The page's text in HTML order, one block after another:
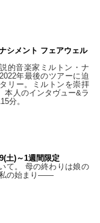
シメント フェアウェル
的音楽家ミルトン・ナ
年最後のツアーに迫
リー。ミルトンを崇拝
本人のインタヴュー&ラ
分。
)～1週間限定
て。 母の終わりは娘の
私の始まり――